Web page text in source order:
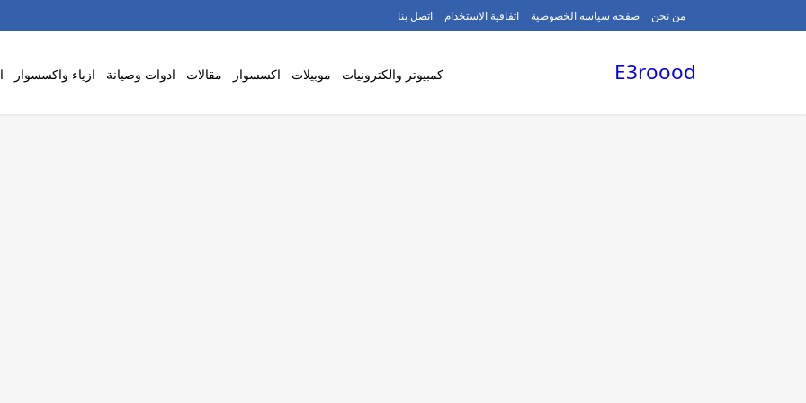
من نحن صفحه سياسه الخصوصية اتفاقية الاستخدام اتصل بنا
E3roood كمبيوتر والكترونيات موبيلات اكسسوار مقالات ادوات وصيانة ازياء واكسسوار